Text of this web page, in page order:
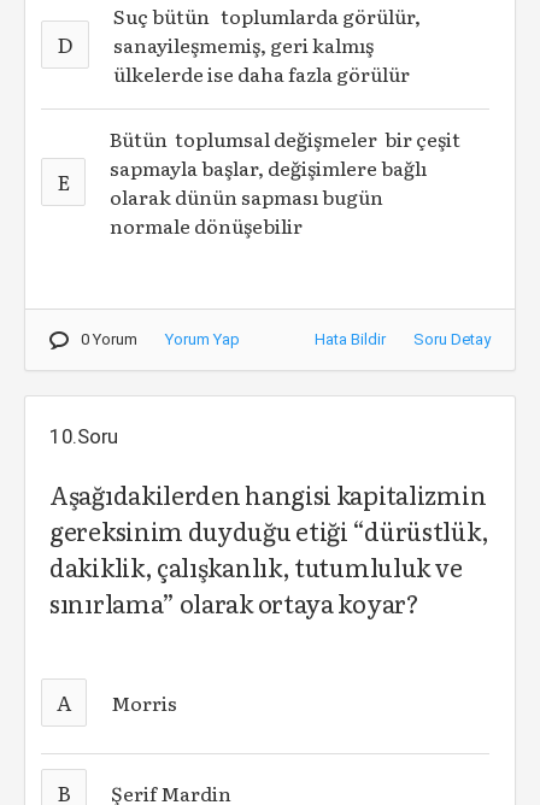
D
Suç bütün toplumlarda görülür,
sanayileşmemiş, geri kalmış
ülkelerde ise daha fazla görülür
E
Bütün toplumsal değişmeler bir çeşit
sapmayla başlar, değişimlere bağlı
olarak dünün sapması bugün
normale dönüşebilir
0 Yorum Yorum Yap Hata Bildir Soru Detay
10.Soru
Aşağıdakilerden hangisi kapitalizmin
gereksinim duyduğu etiği “dürüstlük,
dakiklik, çalışkanlık, tutumluluk ve
sınırlama” olarak ortaya koyar?
A Morris
B Şerif Mardin